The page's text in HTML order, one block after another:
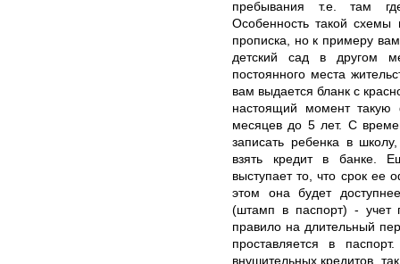
пребывания т.е. там
Особенность такой
прописка, но к примеру
детский сад в другом
постоянного места
вам выдается бланк с
настоящий момент
месяцев до 5 лет. С
записать ребенка в
взять кредит в банке.
выступает то, что срок ее
этом она будет
(штамп в паспорт) - учет
правило на длительный
проставляется в
внушительных кредитов,